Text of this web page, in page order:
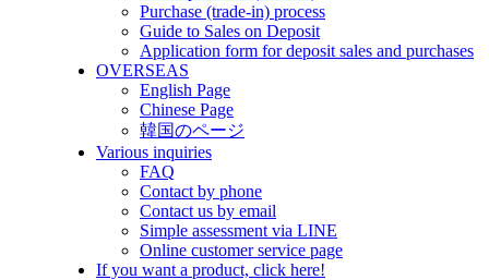
Purchase (trade-in) process
Guide to Sales on Deposit
Application form for deposit sales and purchases
OVERSEAS
English Page
Chinese Page
韓国のページ
Various inquiries
FAQ
Contact by phone
Contact us by email
Simple assessment via LINE
Online customer service page
If you want a product, click here!